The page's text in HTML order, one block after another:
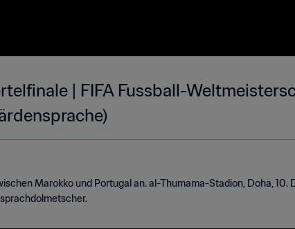
| FIFA Fussball-
Marokko und Portugal an. al-Thumama-Stadion, Doha, 10.